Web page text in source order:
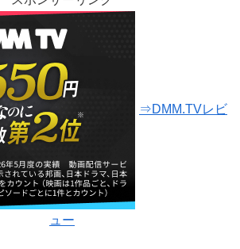
⇒DMM.TVレビ
ュー